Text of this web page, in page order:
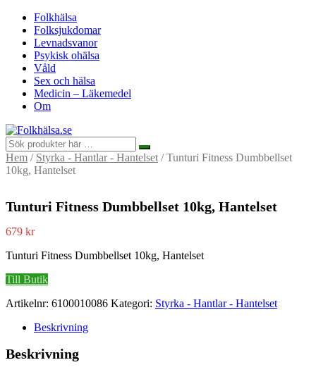
Folkhälsa
Folksjukdomar
Levnadsvanor
Psykisk ohälsa
Våld
Sex och hälsa
Medicin – Läkemedel
Om
Hem / Styrka - Hantlar - Hantelset / Tunturi Fitness Dumbbellset
10kg, Hantelset
Tunturi Fitness Dumbbellset 10kg, Hantelset
679 kr
Tunturi Fitness Dumbbellset 10kg, Hantelset
Till Butik
Artikelnr: 6100010086 Kategori: Styrka - Hantlar - Hantelset
Beskrivning
Beskrivning